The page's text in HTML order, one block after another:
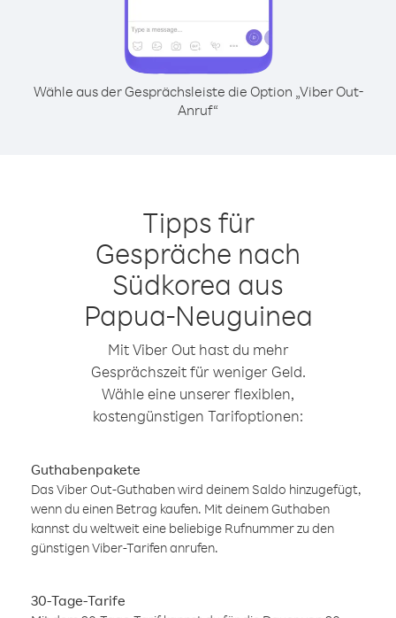
Wähle aus der Gesprächsleiste die Option „Viber Out-
Anruf“
Tipps für
Gespräche nach
Südkorea aus
Papua-Neuguinea
Mit Viber Out hast du mehr
Gesprächszeit für weniger Geld.
Wähle eine unserer flexiblen,
kostengünstigen Tarifoptionen:
Guthabenpakete
Das Viber Out-Guthaben wird deinem Saldo hinzugefügt,
wenn du einen Betrag kaufen. Mit deinem Guthaben
kannst du weltweit eine beliebige Rufnummer zu den
günstigen Viber-Tarifen anrufen.
30-Tage-Tarife